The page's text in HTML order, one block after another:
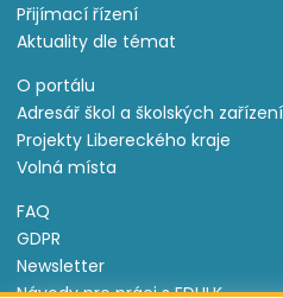
Přijímací řízení
Aktuality dle témat
O portálu
Adresář škol a školských zařízení
Projekty Libereckého kraje
Volná místa
FAQ
GDPR
Newsletter
Návody pro práci s EDULK